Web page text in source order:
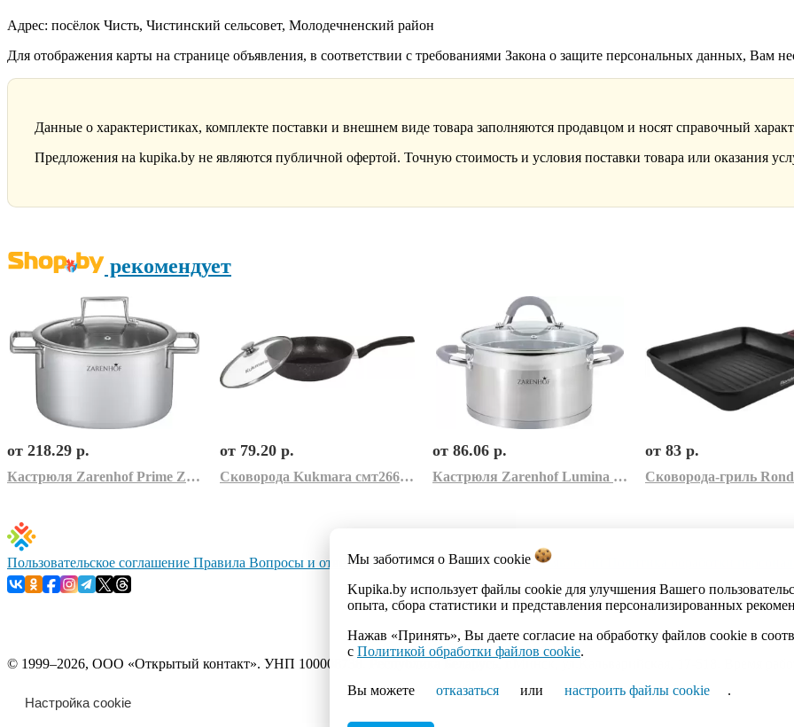
Адрес: посёлок Чисть, Чистинский сельсовет, Молодечненский район
Для отображения карты на странице объявления, в соответствии с требованиями Закона о защите персональных данных, Вам
Данные о характеристиках, комплекте поставки и внешнем виде товара заполняются продавцом и носят справочный
Предложения на kupika.by не являются публичной офертой. Точную стоимость и условия поставки товара или оказания
рекомендует
от 218.29 р.
Кастрюля Zarenhof Prime ZS 0004 (серый)
от 79.20 р.
Сковорода Kukmara смт26603а (темный мрамор)
от 86.06 р.
Кастрюля Zarenhof Lumina ZS 0009 (серый)
от 83 р.
Мы заботимся о Ваших cookie
Kupika.by использует файлы cookie для улучшения Вашего
опыта, сбора статистики и представления персонализированных
Нажав «Принять», Вы даете согласие на обработку файлов cookie в
с Политикой обработки файлов cookie.
Вы можете отказаться или настроить файлы cookie .
Пользовательское соглашение Правила Вопросы и ответыКонтактыКаталогИмпорт объявлений
© 1999–2026, ООО «Открытый контакт». УНП 100008738. Республика Беларусь, г.Минск, ул.Кальварийская, 17-518. Время
Настройка cookie